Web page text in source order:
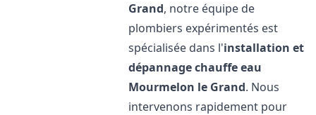
Grand, notre équipe de
plombiers expérimentés est
spécialisée dans l'installation et
dépannage chauffe eau
Mourmelon le Grand. Nous
intervenons rapidement pour